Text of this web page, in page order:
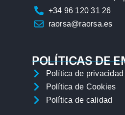
+34 96 120 31 26
raorsa@raorsa.es
POLÍTICAS DE
Política de privacidad
Política de Cookies
Política de calidad